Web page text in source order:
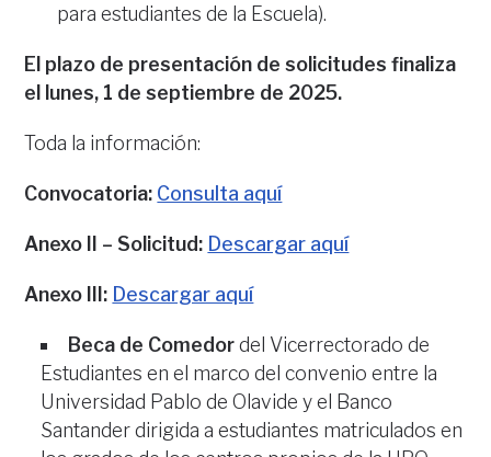
para estudiantes de la Escuela).
El plazo de presentación de solicitudes finaliza
el lunes, 1 de septiembre de 2025.
Toda la información:
Convocatoria: Consulta aquí
Anexo II – Solicitud: Descargar aquí
Anexo III: Descargar aquí
Beca de Comedordel Vicerrectorado de
Estudiantes en el marco del convenio entre la
Universidad Pablo de Olavide y el Banco
Santander dirigida a estudiantes matriculados en